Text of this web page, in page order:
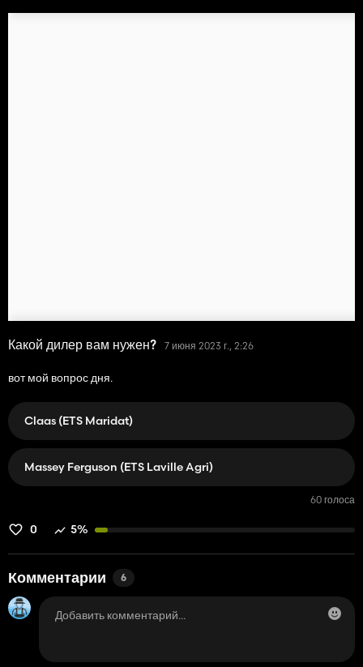
Какой дилер вам нужен? 7 июня 2023 г., 2:26
вот мой вопрос дня.
Claas (ETS Maridat)
Massey Ferguson (ETS Laville Agri)
60 голоса
0 5%
Комментарии 6